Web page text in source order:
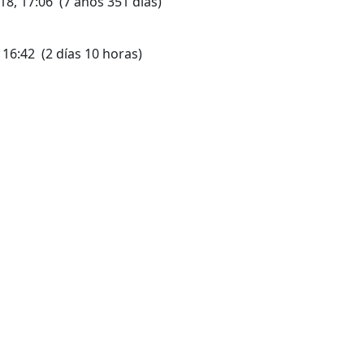
(2 días 10 horas)